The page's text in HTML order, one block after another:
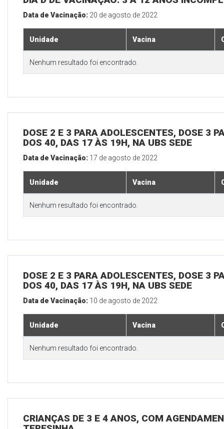
Data de Vacinação: 20 de agosto de 2022
Unidade Vacina
Nenhum resultado foi encontrado.
DOSE 2 E 3 PARA ADOLESCENTES, DOSE 3
DOS 40, DAS 17 ÀS 19H, NA UBS SEDE
Data de Vacinação: 17 de agosto de 2022
Unidade Vacina
Nenhum resultado foi encontrado.
DOSE 2 E 3 PARA ADOLESCENTES, DOSE 3
DOS 40, DAS 17 ÀS 19H, NA UBS SEDE
Data de Vacinação: 10 de agosto de 2022
Unidade Vacina
Nenhum resultado foi encontrado.
CRIANÇAS DE 3 E 4 ANOS, COM